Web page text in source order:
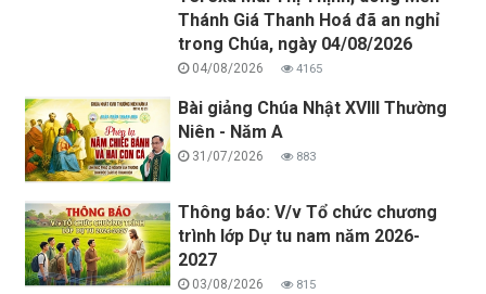
Thánh Giá Thanh Hoá đã an nghỉ
trong Chúa, ngày 04/08/2026
04/08/2026 4165
Bài giảng Chúa Nhật XVIII Thường
Niên - Năm A
31/07/2026 883
Thông báo: V/v Tổ chức chương
trình lớp Dự tu nam năm 2026-
2027
03/08/2026 815